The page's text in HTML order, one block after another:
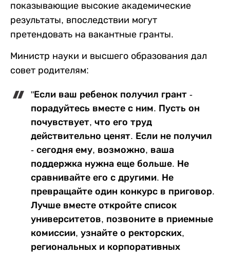
показывающие высокие академические
результаты, впоследствии могут
претендовать на вакантные гранты.
Министр науки и высшего образования дал
совет родителям:
"Если ваш ребенок получил грант -
порадуйтесь вместе с ним. Пусть он
почувствует, что его труд
действительно ценят. Если не получил
- сегодня ему, возможно, ваша
поддержка нужна еще больше. Не
сравнивайте его с другими. Не
превращайте один конкурс в приговор.
Лучше вместе откройте список
университетов, позвоните в приемные
комиссии, узнайте о ректорских,
региональных и корпоративных